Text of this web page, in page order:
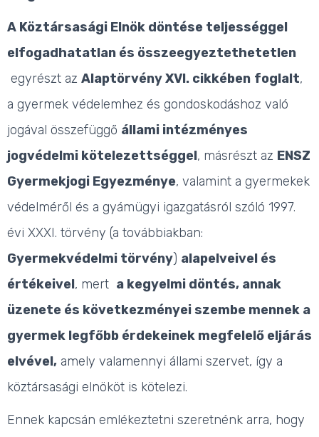
A Köztársasági Elnök döntése teljességgel
elfogadhatatlan és összeegyeztethetetlen
egyrészt az Alaptörvény XVI. cikkében foglalt,
a gyermek védelemhez és gondoskodáshoz való
jogával összefüggő állami intézményes
jogvédelmi kötelezettséggel, másrészt az ENSZ
Gyermekjogi Egyezménye, valamint a gyermekek
védelméről és a gyámügyi igazgatásról szóló 1997.
évi XXXI. törvény (a továbbiakban:
Gyermekvédelmi törvény) alapelveivel és
értékeivel, mert a kegyelmi döntés, annak
üzenete és következményei szembe mennek a
gyermek legfőbb érdekeinek megfelelő eljárás
elvével, amely valamennyi állami szervet, így a
köztársasági elnököt is kötelezi.
Ennek kapcsán emlékeztetni szeretnénk arra, hogy